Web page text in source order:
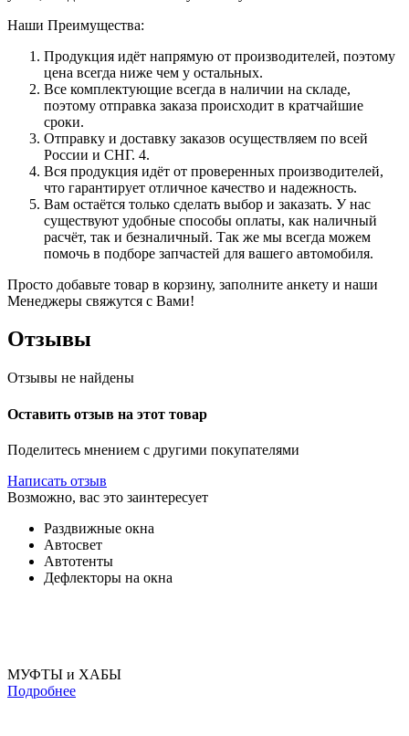
Наши Преимущества:
Продукция идёт напрямую от производителей, поэтому
цена всегда ниже чем у остальных.
Все комплектующие всегда в наличии на складе,
поэтому отправка заказа происходит в кратчайшие
сроки.
Отправку и доставку заказов осуществляем по всей
России и СНГ. 4.
Вся продукция идёт от проверенных производителей,
что гарантирует отличное качество и надежность.
Вам остаётся только сделать выбор и заказать. У нас
существуют удобные способы оплаты, как наличный
расчёт, так и безналичный. Так же мы всегда можем
помочь в подборе запчастей для вашего автомобиля.
Просто добавьте товар в корзину, заполните анкету и наши
Менеджеры свяжутся с Вами!
Отзывы
Отзывы не найдены
Оставить отзыв на этот товар
Поделитесь мнением с другими покупателями
Написать отзыв
Возможно, вас это заинтересует
Раздвижные окна
Автосвет
Автотенты
Дефлекторы на окна
МУФТЫ и ХАБЫ
Подробнее